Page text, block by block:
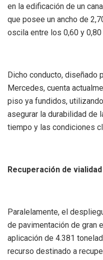
en la edificación de un
que posee un ancho de
oscila entre los 0,60 y
Dicho conducto, diseñado
Mercedes, cuenta
piso ya fundidos,
asegurar la durabilidad de
tiempo y las condiciones
Recuperación de vialidad
Paralelamente, el
de pavimentación de gran
aplicación de 4.381
recurso destinado a